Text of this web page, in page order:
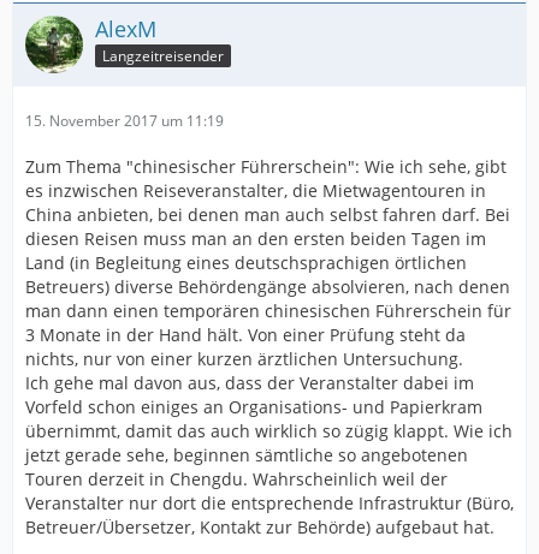
AlexM
Langzeitreisender
15. November 2017 um 11:19
Zum Thema "chinesischer Führerschein": Wie ich sehe, gibt
es inzwischen Reiseveranstalter, die Mietwagentouren in
China anbieten, bei denen man auch selbst fahren darf. Bei
diesen Reisen muss man an den ersten beiden Tagen im
Land (in Begleitung eines deutschsprachigen örtlichen
Betreuers) diverse Behördengänge absolvieren, nach denen
man dann einen temporären chinesischen Führerschein für
3 Monate in der Hand hält. Von einer Prüfung steht da
nichts, nur von einer kurzen ärztlichen Untersuchung.
Ich gehe mal davon aus, dass der Veranstalter dabei im
Vorfeld schon einiges an Organisations- und Papierkram
übernimmt, damit das auch wirklich so zügig klappt. Wie ich
jetzt gerade sehe, beginnen sämtliche so angebotenen
Touren derzeit in Chengdu. Wahrscheinlich weil der
Veranstalter nur dort die entsprechende Infrastruktur (Büro,
Betreuer/Übersetzer, Kontakt zur Behörde) aufgebaut hat.